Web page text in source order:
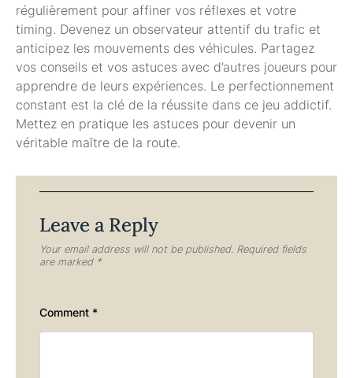
régulièrement pour affiner vos réflexes et votre
timing. Devenez un observateur attentif du trafic et
anticipez les mouvements des véhicules. Partagez
vos conseils et vos astuces avec d’autres joueurs pour
apprendre de leurs expériences. Le perfectionnement
constant est la clé de la réussite dans ce jeu addictif.
Mettez en pratique les astuces pour devenir un
véritable maître de la route.
Leave a Reply
Your email address will not be published. Required fields
are marked *
Comment *